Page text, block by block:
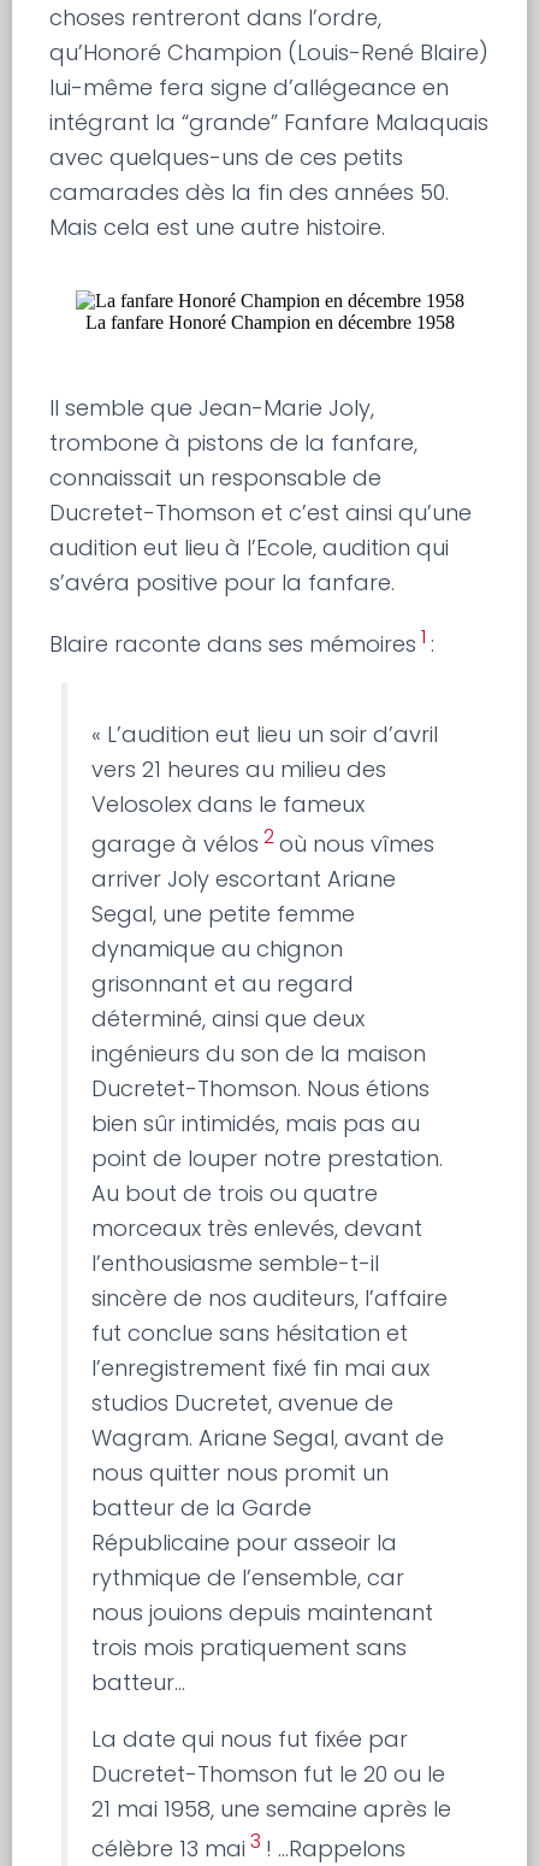
choses rentreront dans l’ordre,
qu’Honoré Champion (Louis-René Blaire)
lui-même fera signe d’allégeance en
intégrant la “grande” Fanfare Malaquais
avec quelques-uns de ces petits
camarades dès la fin des années 50.
Mais cela est une autre histoire.
La fanfare Honoré Champion en décembre 1958
Il semble que Jean-Marie Joly,
trombone à pistons de la fanfare,
connaissait un responsable de
Ducretet-Thomson et c’est ainsi qu’une
audition eut lieu à l’Ecole, audition qui
s’avéra positive pour la fanfare.
Blaire raconte dans ses mémoires 1 :
« L’audition eut lieu un soir d’avril
vers 21 heures au milieu des
Velosolex dans le fameux
garage à vélos 2où nous vîmes
arriver Joly escortant Ariane
Segal, une petite femme
dynamique au chignon
grisonnant et au regard
déterminé, ainsi que deux
ingénieurs du son de la maison
Ducretet-Thomson. Nous étions
bien sûr intimidés, mais pas au
point de louper notre prestation.
Au bout de trois ou quatre
morceaux très enlevés, devant
l’enthousiasme semble-t-il
sincère de nos auditeurs, l’affaire
fut conclue sans hésitation et
l’enregistrement fixé fin mai aux
studios Ducretet, avenue de
Wagram. Ariane Segal, avant de
nous quitter nous promit un
batteur de la Garde
Républicaine pour asseoir la
rythmique de l’ensemble, car
nous jouions depuis maintenant
trois mois pratiquement sans
batteur…
La date qui nous fut fixée par
Ducretet-Thomson fut le 20 ou le
21 mai 1958, une semaine après le
célèbre 13 mai 3 ! …Rappelons